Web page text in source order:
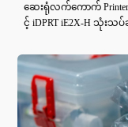
ဆေးရုံလက်ကောက်
င့် iDPRT iE2X-H သုံးသ